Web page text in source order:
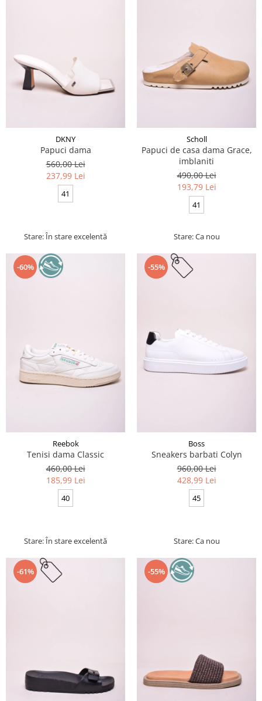
DKNY
Papuci dama
560,00 Lei
237,99 Lei
41
Stare: În stare excelentă
Scholl
Papuci de casa dama Grace,
imblaniti
490,00 Lei
193,79 Lei
41
Stare: Ca nou
-60%
Reebok
Tenisi dama Classic
460,00 Lei
185,99 Lei
40
Stare: În stare excelentă
-55%
Boss
Sneakers barbati Colyn
960,00 Lei
428,99 Lei
45
Stare: Ca nou
-61% -55%